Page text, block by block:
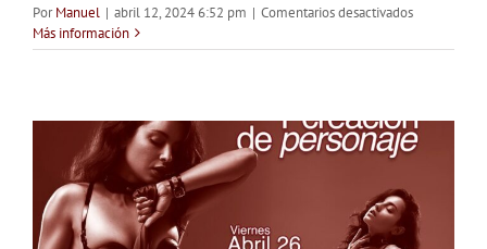
PorManuel | abril 12, 2024 6:52 pm | Comentarios desactivadosen
Oasis
tarde
refrescante
MaJu
Studios
Más información